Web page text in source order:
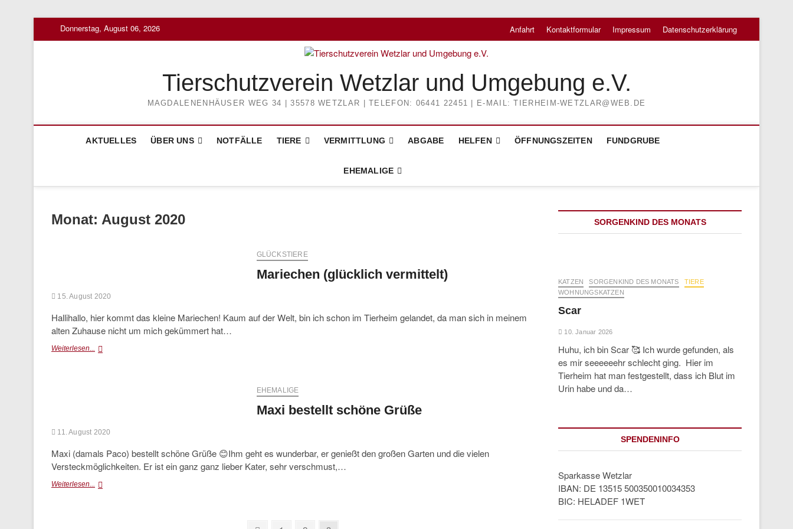
Donnerstag, August 06, 2026 Anfahrt Kontaktformular Impressum Datenschutzerklärung
Tierschutzverein Wetzlar und Umgebung e.V.
MAGDALENENHÄUSER WEG 34 | 35578 WETZLAR | TELEFON: 06441 22451 | E-MAIL: TIERHEIM-WETZLAR@WEB.DE
AKTUELLES ÜBER UNS NOTFÄLLE TIERE VERMITTLUNG ABGABE HELFEN ÖFFNUNGSZEITEN FUNDGRUBE
EHEMALIGE
Monat: August 2020
GLÜCKSTIERE
Mariechen (glücklich vermittelt)
15. August 2020
Hallihallo, hier kommt das kleine Mariechen! Kaum auf der Welt, bin ich schon im Tierheim gelandet, da man sich in meinem
alten Zuhause nicht um mich gekümmert hat…
Weiterlesen... Mariechen
EHEMALIGE
Maxi bestellt schöne Grüße
11. August 2020
Maxi (damals Paco) bestellt schöne Grüße 😊Ihm geht es wunderbar, er genießt den großen Garten und die vielen
Versteckmöglichkeiten. Er ist ein ganz ganz lieber Kater, sehr verschmust,…
Weiterlesen... Maxi
SORGENKIND DES MONATS
KATZEN SORGENKIND DES MONATS
TIERE
WOHNUNGSKATZEN
Scar
10. Januar 2026
Huhu, ich bin Scar 🥰 Ich wurde gefunden, als
es mir seeeeeehr schlecht ging. Hier im
Tierheim hat man festgestellt, dass ich Blut im
Urin habe und da…
SPENDENINFO
Sparkasse Wetzlar
IBAN: DE 13515 500350010034353
BIC: HELADEF 1WET